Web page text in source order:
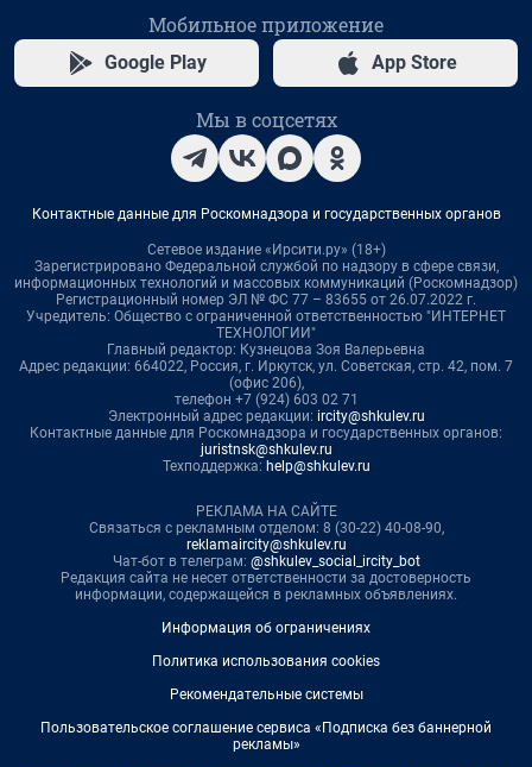
Мобильное приложение
Google Play App Store
Мы в соцсетях
Контактные данные для Роскомнадзора и государственных органов
Сетевое издание «Ирсити.ру» (18+)
Зарегистрировано Федеральной службой по надзору в сфере связи,
информационных технологий и массовых коммуникаций (Роскомнадзор)
Регистрационный номер ЭЛ № ФС 77 – 83655 от 26.07.2022 г.
Учредитель: Общество с ограниченной ответственностью "ИНТЕРНЕТ
ТЕХНОЛОГИИ"
Главный редактор: Кузнецова Зоя Валерьевна
Адрес редакции: 664022, Россия, г. Иркутск, ул. Советская, стр. 42, пом. 7
(офис 206),
телефон +7 (924) 603 02 71
Электронный адрес редакции: ircity@shkulev.ru
Контактные данные для Роскомнадзора и государственных органов:
juristnsk@shkulev.ru
Техподдержка: help@shkulev.ru
РЕКЛАМА НА САЙТЕ
Связаться с рекламным отделом: 8 (30-22) 40-08-90,
reklamaircity@shkulev.ru
Чат-бот в телеграм: @shkulev_social_ircity_bot
Редакция сайта не несет ответственности за достоверность
информации, содержащейся в рекламных объявлениях.
Информация об ограничениях
Политика использования cookies
Рекомендательные системы
Пользовательское соглашение сервиса «Подписка без баннерной
рекламы»